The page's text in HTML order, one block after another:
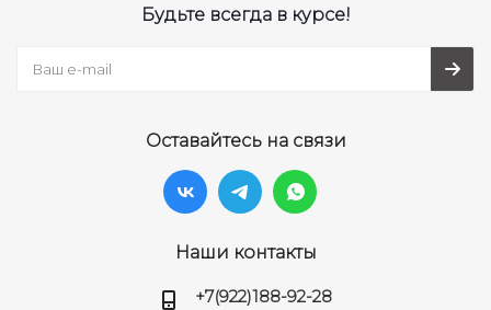
Будьте всегда в курсе!
Оставайтесь на связи
Наши контакты
+7(922)188-92-28